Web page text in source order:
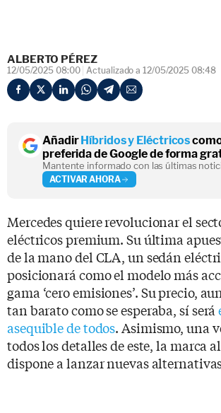
ALBERTO PÉREZ
12/05/2025 08:00 Actualizado a 12/05/2025 08:48
AñadirHíbridos y Eléctricos
preferida de Google de forma
Mantente informado con las últimas
ACTIVAR AHORA
Mercedes quiere revolucionar el
eléctricos premium. Su última
de la mano del CLA, un sedán
posicionará como el modelo más
gama ‘cero emisiones’. Su precio,
tan barato como se esperaba, sí será
asequible de todos. Asimismo, una
todos los detalles de este, la marca
dispone a lanzar nuevas